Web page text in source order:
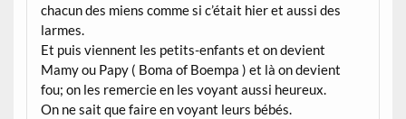
chacun des miens comme si c’était hier et aussi des
larmes.
Et puis viennent les petits-enfants et on devient
Mamy ou Papy ( Boma of Boempa ) et là on devient
fou; on les remercie en les voyant aussi heureux.
On ne sait que faire en voyant leurs bébés.